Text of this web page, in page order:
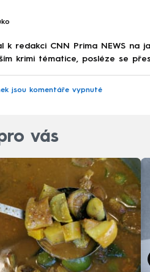
k redakci CNN Prima NEWS na
krimi tématice, posléze se
jsou komentáře vypnuté
vás